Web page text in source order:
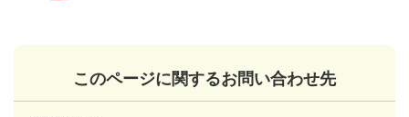
このページに関するお問い合わせ先